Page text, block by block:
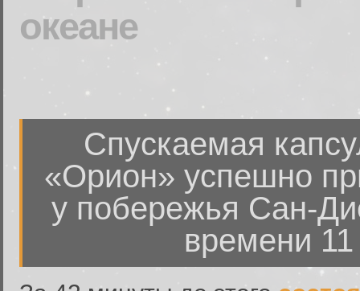
океане
Спускаемая
«Орион» успешно
у побережья Сан-
времени